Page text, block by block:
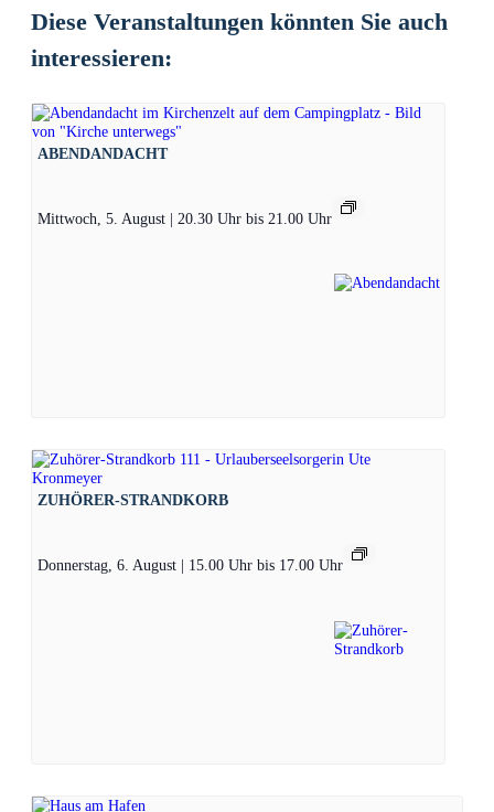
Diese Veranstaltungen könnten Sie auch
interessieren:
ABENDANDACHT
Mittwoch, 5. August | 20.30 Uhr bis 21.00 Uhr
ZUHÖRER-STRANDKORB
Donnerstag, 6. August | 15.00 Uhr bis 17.00 Uhr